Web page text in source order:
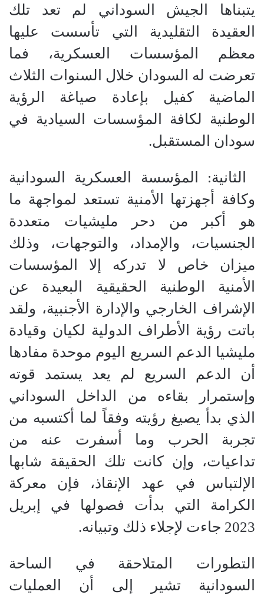
يتبناها ‫الجيش السوداني لم تعد تلك
العقيدة التقليدية التي تأسست عليها
معظم المؤسسات العسكرية، فما
تعرضت له ‫السودان خلال السنوات الثلاث
الماضية كفيل بإعادة صياغة الرؤية
الوطنية لكافة المؤسسات السيادية في
سودان المستقبل.
‏ الثانية: المؤسسة العسكرية السودانية
وكافة أجهزتها الأمنية تستعد لمواجهة ما
هو أكبر من دحر مليشيات متعددة
الجنسيات، والإمداد، والتوجهات، وذلك
ميزان خاص لا تدركه إلا المؤسسات
الأمنية الوطنية الحقيقية البعيدة عن
الإشراف الخارجي والإدارة الأجنبية، ولقد
باتت رؤية الأطراف الدولية لكيان وقيادة
مليشيا الدعم السريع اليوم موحدة مفادها
أن ‫الدعم السريع لم يعد يستمد قوته
وإستمرار بقاءه من الداخل السوداني
الذي بدأ يصيغ رؤيته وفقاً لما أكتسبه من
تجربة الحرب وما أسفرت عنه من
تداعيات، وإن كانت تلك الحقيقة شابها
الإلتباس في عهد الإنقاذ، فإن معركة
الكرامة التي بدأت فصولها في إبريل
2023 جاءت لإجلاء ذلك وتبيانه.
التطورات المتلاحقة في الساحة
السودانية تشير إلى أن العمليات